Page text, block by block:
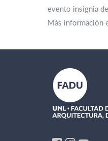
evento insignia
Más información